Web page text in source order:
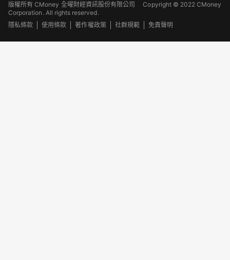
版權所有 CMoney 全曜財經資訊股份有限公司Copyright © 2022 CMoney
Corporation. All rights reserved.
隱私條款
使用條款 著作權政策 社群規範 免責聲明